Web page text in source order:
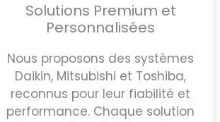
Solutions Premium et
Personnalisées
Nous proposons des systèmes
Daikin, Mitsubishi et Toshiba,
reconnus pour leur fiabilité et
performance. Chaque solution